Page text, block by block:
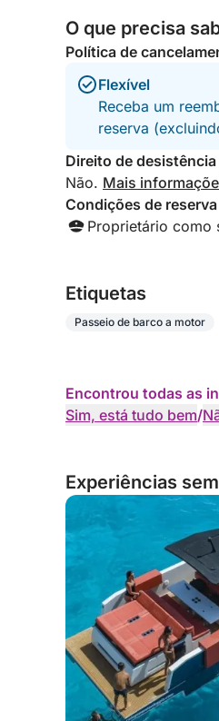
O que precisa
Política de
Flexível
Receba um
reserva
Direito de
Não. Mais
Condições de reserva
Proprietário como
Etiquetas
Passeio de barco a motor
Encontrou todas as
Sim, está tudo bem/
Experiências